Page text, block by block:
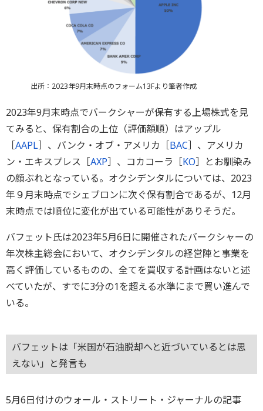
出所：2023年9月末時点のフォーム13Fより筆者作成
2023年9月末時点でバークシャーが保有する上場株式を見
てみると、保有割合の上位（評価額順）はアップル
［AAPL］、バンク・オブ・アメリカ［BAC］、アメリカ
ン・エキスプレス［AXP］、コカコーラ［KO］とお馴染み
の顔ぶれとなっている。オクシデンタルについては、2023
年９月末時点でシェブロンに次ぐ保有割合であるが、12月
末時点では順位に変化が出ている可能性がありそうだ。
バフェット氏は2023年5月6日に開催されたバークシャーの
年次株主総会において、オクシデンタルの経営陣と事業を
高く評価しているものの、全てを買収する計画はないと述
べていたが、すでに3分の1を超える水準にまで買い進んで
いる。
バフェットは「米国が石油脱却へと近づいているとは思
えない」と発言も
5月6日付けのウォール・ストリート・ジャーナルの記事